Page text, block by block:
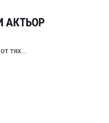
АКТЬОР
тях.…